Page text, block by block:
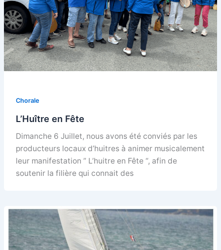
Chorale
L’Huître en Fête
Dimanche 6 Juillet, nous avons été conviés par les
producteurs locaux d’huitres à animer musicalement
leur manifestation ” L’huitre en Fête “, afin de
soutenir la filière qui connait des